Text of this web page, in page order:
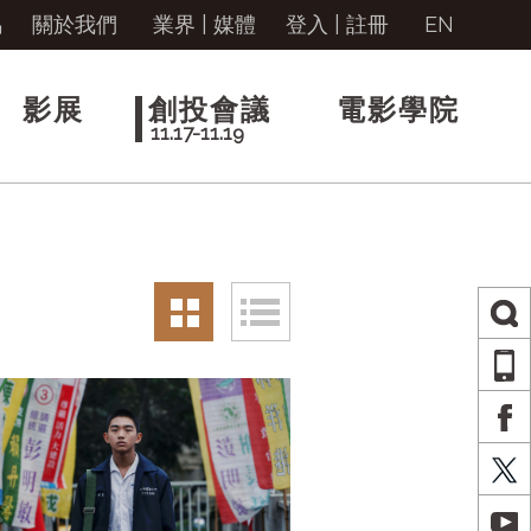
關於我們 業界 | 媒體 登入 註冊 EN
影展 創投會議
11.17-11.19
電影學院
X